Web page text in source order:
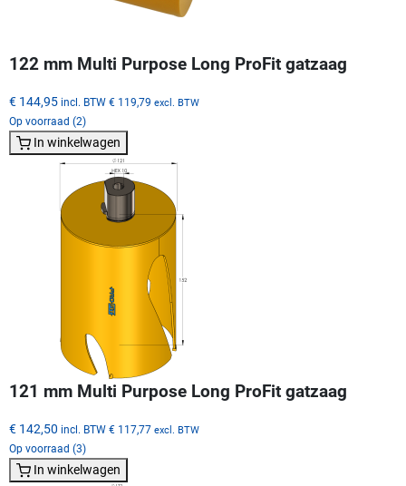
122 mm Multi Purpose Long ProFit gatzaag
€ 144,95 incl. BTW € 119,79 excl. BTW
Op voorraad (2)
In winkelwagen
121 mm Multi Purpose Long ProFit gatzaag
€ 142,50 incl. BTW € 117,77 excl. BTW
Op voorraad (3)
In winkelwagen